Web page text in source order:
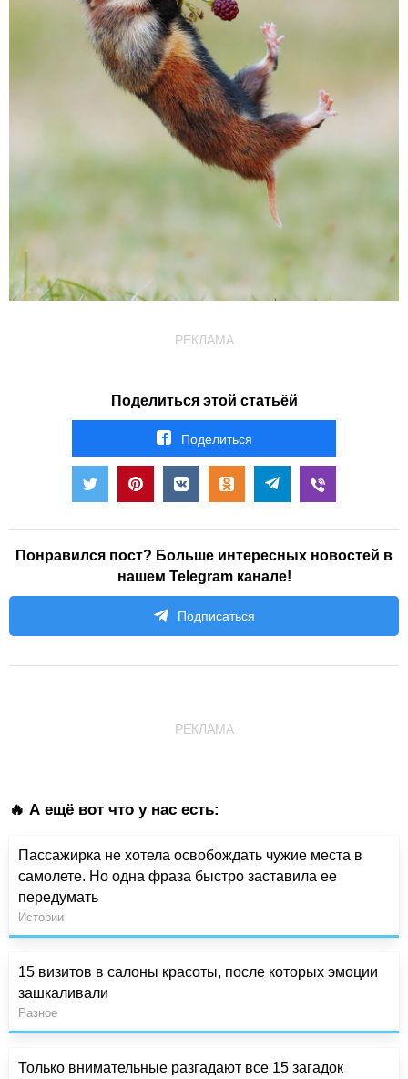
РЕКЛАМА
Поделиться этой статьёй
Поделиться
Понравился пост? Больше интересных новостей в
нашем Telegram канале!
Подписаться
РЕКЛАМА
🔥 А ещё вот что у нас есть:
Пассажирка не хотела освобождать чужие места в
самолете. Но одна фраза быстро заставила ее
передумать
Истории
15 визитов в салоны красоты, после которых эмоции
зашкаливали
Разное
Только внимательные разгадают все 15 загадок